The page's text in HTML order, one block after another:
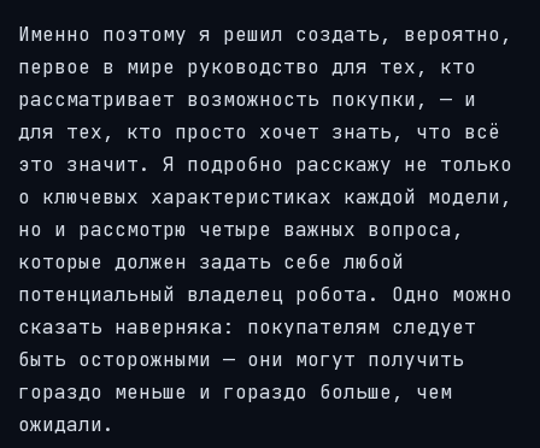
Именно поэтому я решил создать, вероятно,
первое в мире руководство для тех, кто
рассматривает возможность покупки, — и
для тех, кто просто хочет знать, что всё
это значит. Я подробно расскажу не только
о ключевых характеристиках каждой модели,
но и рассмотрю четыре важных вопроса,
которые должен задать себе любой
потенциальный владелец робота. Одно можно
сказать наверняка: покупателям следует
быть осторожными — они могут получить
гораздо меньше и гораздо больше, чем
ожидали.